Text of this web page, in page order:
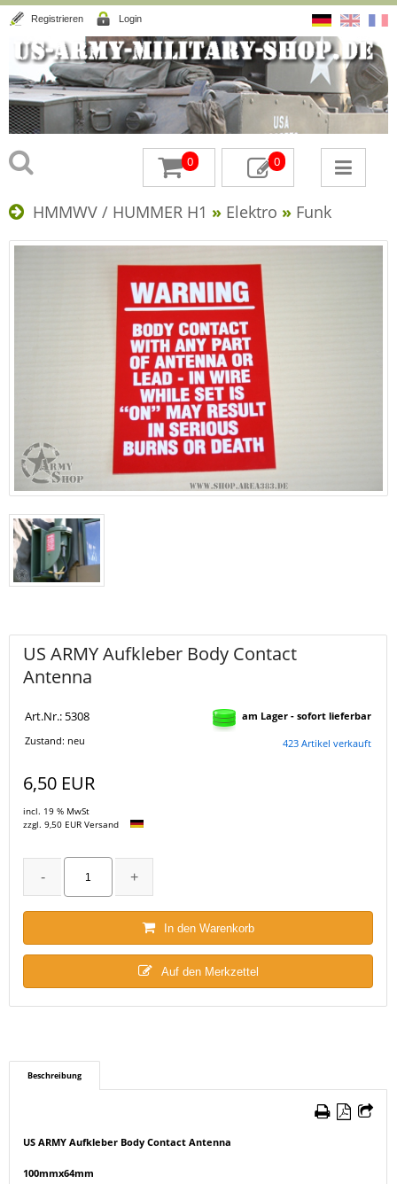
Registrieren Login
0 0
HMMWV / HUMMER H1 » Elektro » Funk
US ARMY Aufkleber Body Contact
Antenna
Art.Nr.: 5308
Zustand: neu
am Lager - sofort lieferbar
423 Artikel verkauft
6,50 EUR
incl. 19 % MwSt
zzgl. 9,50 EUR Versand
In den Warenkorb
Auf den Merkzettel
Beschreibung
US ARMY Aufkleber Body Contact Antenna
100mmx64mm